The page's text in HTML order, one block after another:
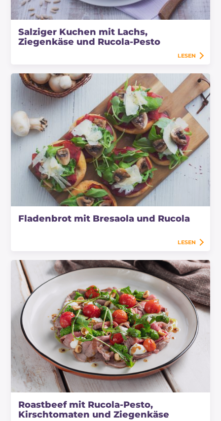
Salziger Kuchen mit Lachs,
Ziegenkäse und Rucola-Pesto
LESEN
Fladenbrot mit Bresaola und Rucola
LESEN
Roastbeef mit Rucola-Pesto,
Kirschtomaten und Ziegenkäse